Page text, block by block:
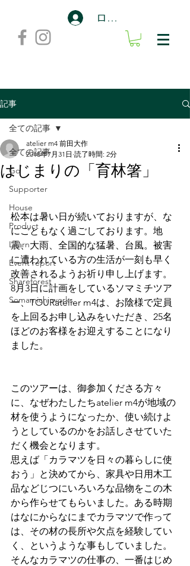
ログイン
記事
全ての記事
Go
Supporter
House
Product
Learn
Event report
Shareforest
Somamichi works
全ての記事
はじまりの「育林箸」
atelier m4 前田大作
2018年7月31日 読了時間: 2分
松本は暑い日が続いておりますが、な
にごともなく過ごしております。地
震、大雨、全国的な猛暑、台風。被害
に遭われている方の生活が一刻も早く
改善されるようお祈り申し上げます。
8月3日に計画をしているソマミチツア
ー、TOURatelier m4は、お陰様で定員
を上回るお申し込みをいただき、25名
ほどのお客様をお迎えすることになり
ました。
このツアーは、御参加くださる方々
に、なぜわたしたちatelier m4が地域の
材を使うようになったか、使い続けよ
うとしているのかをお話しさせていた
だく機会となります。
思えば「カラマツを日々の暮らしに使
おう」と決めてから、家具や日用木工
品などじつにいろいろな品物をこの木
から作らせてもらいました。ある時期
はなにからなにまでカラマツで作って
は、その材の長所や欠点を経験してい
く、というような事もしていました。
そんなカラマツの仕事の、一番はじめ